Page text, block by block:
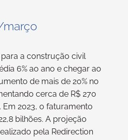
março
a construção civil
6% ao ano e chegar ao
de mais de 20% no
cerca de R$ 270
Em 2023, o faturamento
bilhões. A projeção
pela Redirection